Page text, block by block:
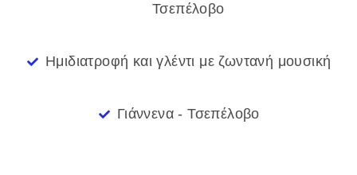
Τσεπέλοβο
Ημιδιατροφή και γλέντι με ζωντανή μουσική
Γιάννενα - Τσεπέλοβο